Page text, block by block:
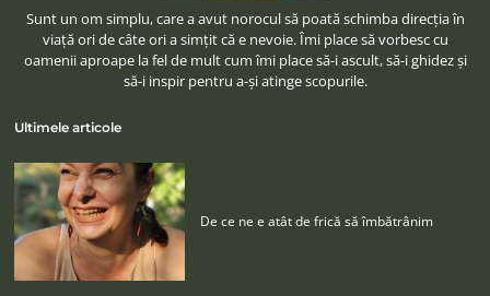
Sunt un om simplu, care a avut norocul să poată schimba direcţia în
viaţă ori de câte ori a simţit că e nevoie. Îmi place să vorbesc cu
oamenii aproape la fel de mult cum îmi place să-i ascult, să-i ghidez şi
să-i inspir pentru a-şi atinge scopurile.
Ultimele articole
De ce ne e atât de frică să îmbătrânim